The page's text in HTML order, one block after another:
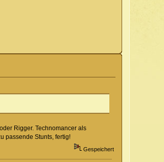
Rigger. Technomancer als
passende Stunts, fertig!
Gespeichert